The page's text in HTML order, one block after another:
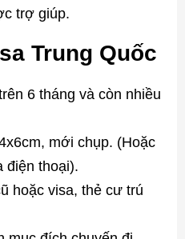
trợ giúp.
Trung Quốc
6 tháng và còn nhiều
mới chụp. (Hoặc
điện thoại).
hoặc visa, thẻ cư trú